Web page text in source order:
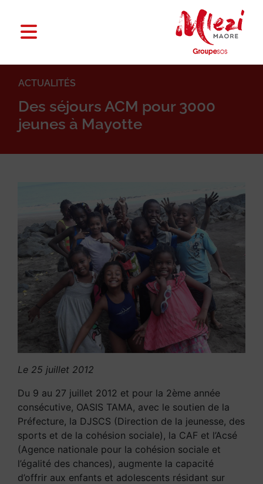
ACTUALITÉS
Des séjours ACM pour 3000
jeunes à Mayotte
Le 25 juillet 2012
Du 9 au 27 juillet 2012 et pour la 2ème année
consécutive, OASIS TAMA, avec le soutien de la
Préfecture, la DJSCS (Direction de la jeunesse, des
sports et de la cohésion sociale), la CAF et l’Acsé
(Agence nationale pour la cohésion sociale et
l’égalité des chances), augmente la capacité
d’offrir aux enfants et adolescents résidant sur